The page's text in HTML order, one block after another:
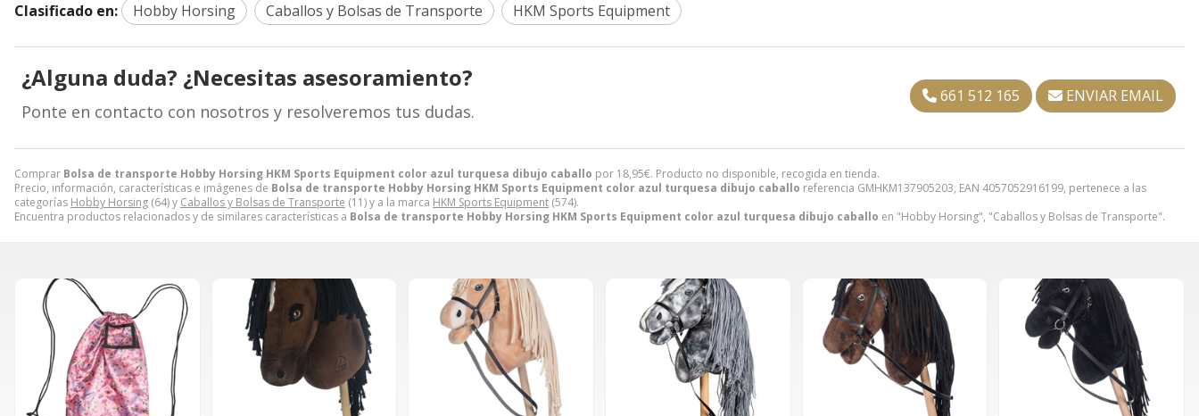
Comprar Bolsa de transporte Hobby Horsing HKM Sports Equipment color azul turquesa dibujo caballo por 18,95€. Producto no disponible, recogida en tienda.
Precio, información, características e imágenes de Bolsa de transporte Hobby Horsing HKM Sports Equipment color azul turquesa dibujo caballo referencia GMHKM137905203, EAN 4057052916199, pertenece a las
categorías Hobby Horsing (64) y Caballos y Bolsas de Transporte (11) y a la marca HKM Sports Equipment (574).
Encuentra productos relacionados y de similares características a Bolsa de transporte Hobby Horsing HKM Sports Equipment color azul turquesa dibujo caballo en "Hobby Horsing", "Caballos y Bolsas de Transporte".
Clasificado en: Hobby Horsing Caballos y Bolsas de Transporte HKM Sports Equipment
¿Alguna duda? ¿Necesitas asesoramiento?
Ponte en contacto con nosotros y resolveremos tus dudas.
661 512 165 ENVIAR EMAIL